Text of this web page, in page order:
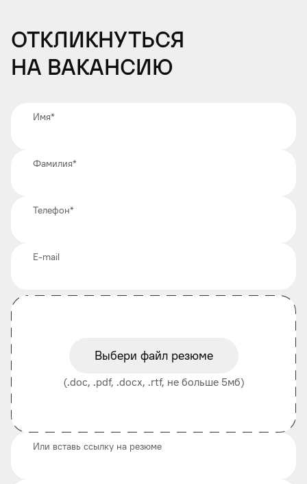
Откликнуться
на вакансию
Имя*
Фамилия*
Телефон*
E-mail
Выбери файл резюме
(.doc, .pdf, .docx, .rtf, не больше 5мб)
Или вставь ссылку на резюме